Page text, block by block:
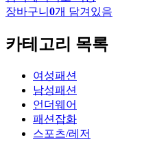
장바구니 0개 담겨있음
카테고리 목록
여성패션
남성패션
언더웨어
패션잡화
스포츠/레저